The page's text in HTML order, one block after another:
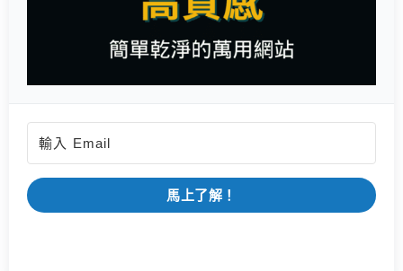
馬上了解！